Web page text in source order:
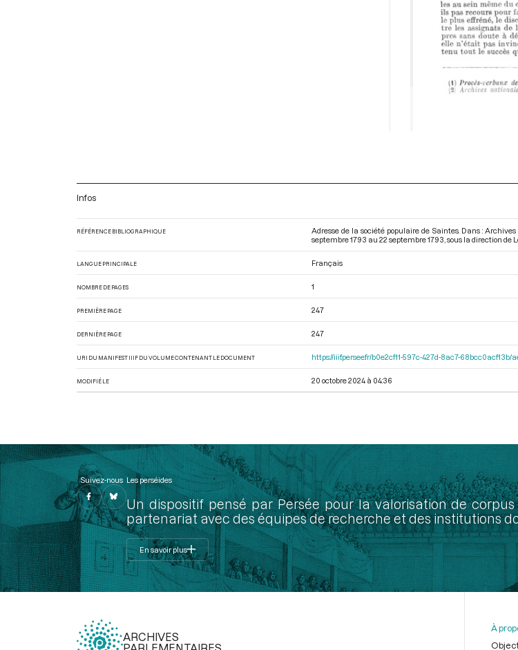
Infos
RÉFÉRENCE BIBLIOGRAPHIQUE
Adresse de la société populaire de Saintes. Dans :
septembre 1793 au 22 septembre 1793 , sous la direction de
LANGUE PRINCIPALE Français
NOMBRE DE PAGES 1
PREMIÈRE PAGE 247
DERNIÈRE PAGE 247
URI DU MANIFEST IIIF DU VOLUME CONTENANT LE DOCUMENT https://iiif.persee.fr/b0e2cf11-597c-427d-8ac7-
MODIFIÉ LE 20 octobre 2024 à 04:36
Suivez-nous Les perséides
Un dispositif pensé par Persée pour la valorisation de
partenariat avec des équipes de recherche et des institutions
En savoir plus
ARCHIVES
À